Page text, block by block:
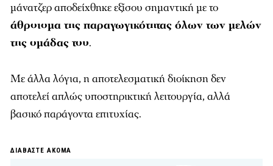
μάνατζερ αποδείχθηκε εξίσου σημαντική με το
άθροισμα της παραγωγικότητας όλων των μελών
της ομάδας του.
Με άλλα λόγια, η αποτελεσματική διοίκηση δεν
αποτελεί απλώς υποστηρικτική λειτουργία, αλλά
βασικό παράγοντα επιτυχίας.
ΔΙΑΒΑΣΤΕ ΑΚΟΜΑ